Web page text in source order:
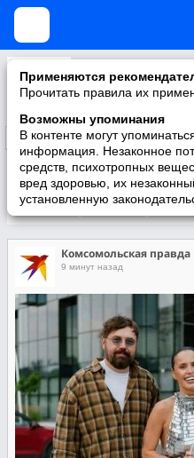
Применяются
Прочитать правила их
Возможны упоминания
В контенте могут
информация. Незаконное
средств, психотропных
вред здоровью, их
установленную
Любимый сайт
Подписаться
Участники О группе
Комсомольская правда
9 минут назад